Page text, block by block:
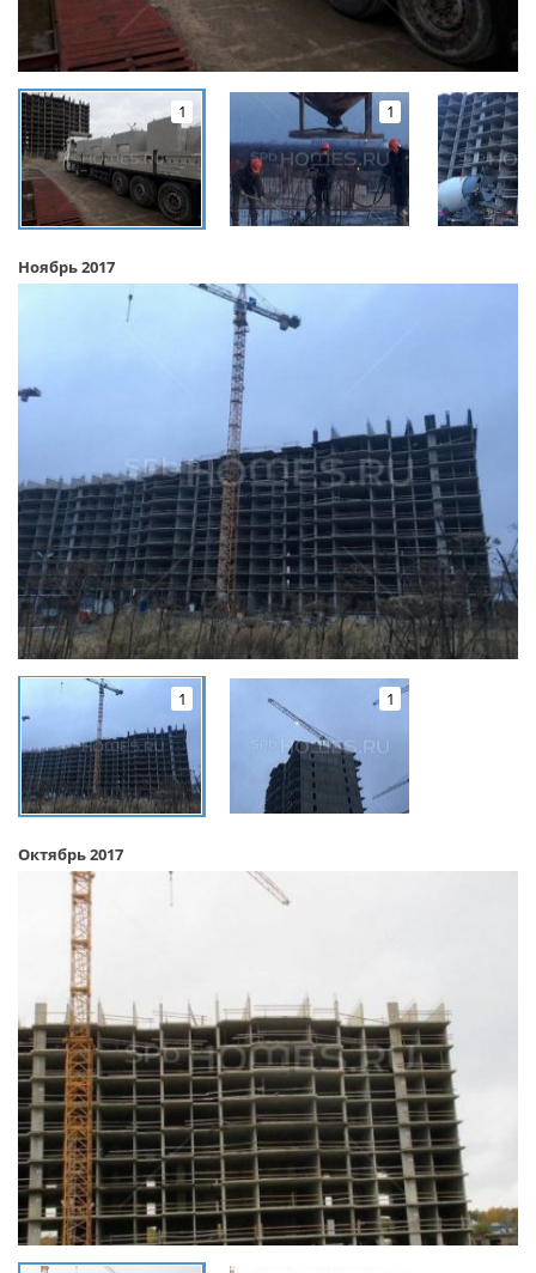
1 1
Ноябрь 2017
1 1
Октябрь 2017